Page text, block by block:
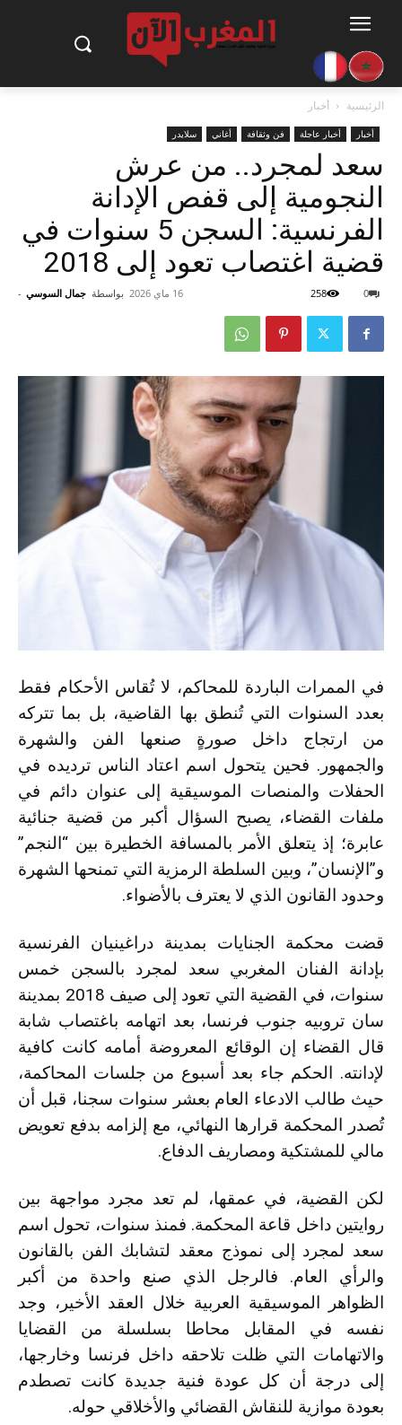
الرئيسية أخبار
أخبار أخبار عاجلة فن وثقافة أغاني سلايدر
سعد لمجرد.. من عرش
النجومية إلى قفص الإدانة
الفرنسية: السجن 5 سنوات في
قضية اغتصاب تعود إلى 2018
بواسطة جمال السوسي - 16 ماي 2026 0
258
في الممرات الباردة للمحاكم، لا تُقاس الأحكام فقط
بعدد السنوات التي تُنطق بها القاضية، بل بما تتركه
من ارتجاج داخل صورةٍ صنعها الفن والشهرة
والجمهور. فحين يتحول اسم اعتاد الناس ترديده في
الحفلات والمنصات الموسيقية إلى عنوان دائم في
ملفات القضاء، يصبح السؤال أكبر من قضية جنائية
عابرة؛ إذ يتعلق الأمر بالمسافة الخطيرة بين “النجم”
و”الإنسان”، وبين السلطة الرمزية التي تمنحها الشهرة
وحدود القانون الذي لا يعترف بالأضواء.
قضت محكمة الجنايات بمدينة دراغينيان الفرنسية
بإدانة الفنان المغربي سعد لمجرد بالسجن خمس
سنوات، في القضية التي تعود إلى صيف 2018 بمدينة
سان تروبيه جنوب فرنسا، بعد اتهامه باغتصاب شابة
قال القضاء إن الوقائع المعروضة أمامه كانت كافية
لإدانته. الحكم جاء بعد أسبوع من جلسات المحاكمة،
حيث طالب الادعاء العام بعشر سنوات سجنا، قبل أن
تُصدر المحكمة قرارها النهائي، مع إلزامه بدفع تعويض
مالي للمشتكية ومصاريف الدفاع.
لكن القضية، في عمقها، لم تعد مجرد مواجهة بين
روايتين داخل قاعة المحكمة. فمنذ سنوات، تحول اسم
سعد لمجرد إلى نموذج معقد لتشابك الفن بالقانون
والرأي العام. فالرجل الذي صنع واحدة من أكبر
الظواهر الموسيقية العربية خلال العقد الأخير، وجد
نفسه في المقابل محاطا بسلسلة من القضايا
والاتهامات التي ظلت تلاحقه داخل فرنسا وخارجها،
إلى درجة أن كل عودة فنية جديدة كانت تصطدم
بعودة موازية للنقاش القضائي والأخلاقي حوله.